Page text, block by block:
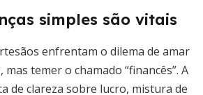
simples são vitais
enfrentam o dilema de amar
temer o chamado “financês”. A
de clareza sobre lucro, mistura de